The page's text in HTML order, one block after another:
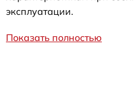
эксплуатации.
Показать полностью